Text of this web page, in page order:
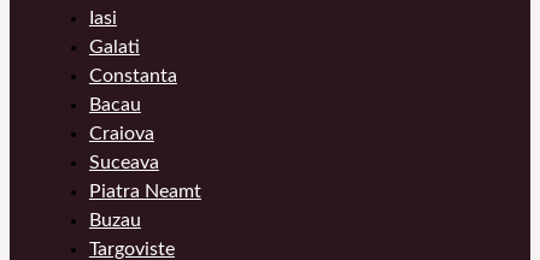
Iasi
Galati
Constanta
Bacau
Craiova
Suceava
Piatra Neamt
Buzau
Targoviste